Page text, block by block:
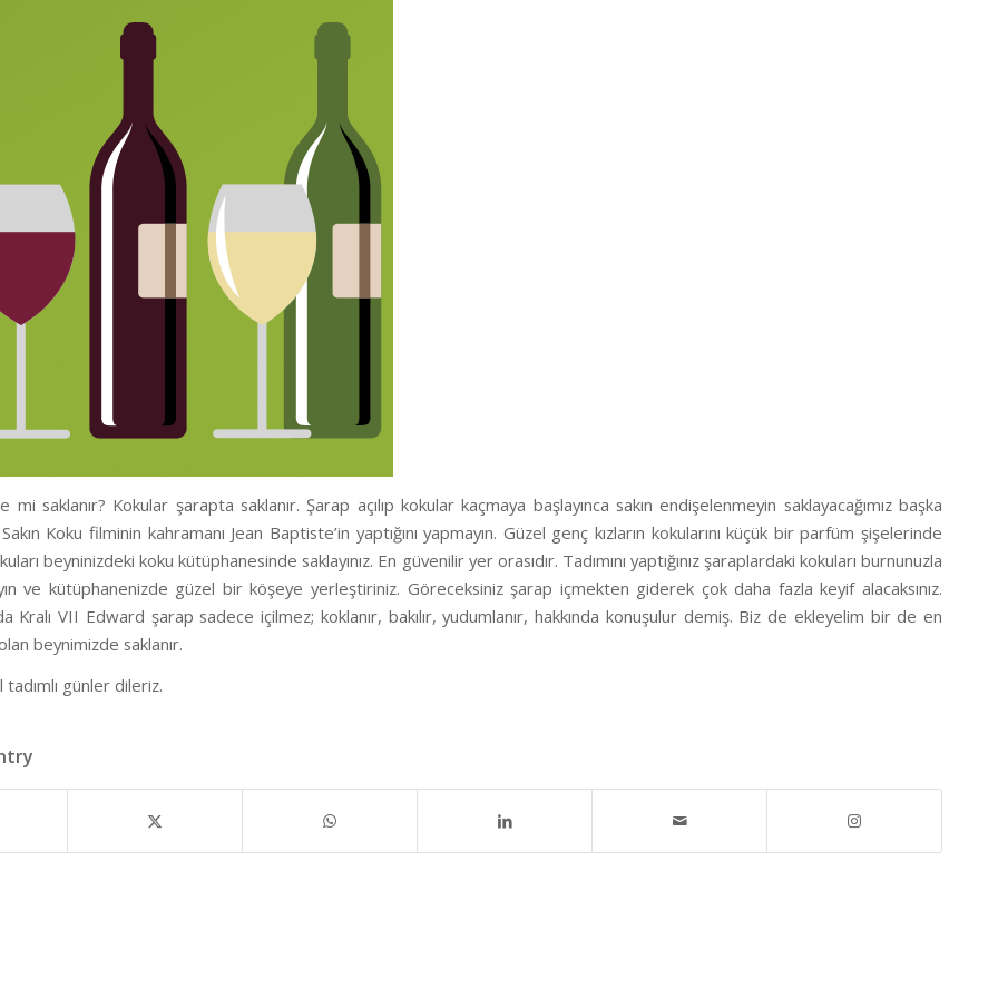
mi saklanır? Kokular şarapta saklanır. Şarap açılıp kokular kaçmaya başlayınca sakın endişelenmeyin saklayacağımız başka
Koku filminin kahramanı Jean Baptiste’in yaptığını yapmayın. Güzel genç kızların kokularını küçük bir parfüm şişelerinde
beyninizdeki koku kütüphanesinde saklayınız. En güvenilir yer orasıdır. Tadımını yaptığınız şaraplardaki kokuları burnunuzla
ve kütüphanenizde güzel bir köşeye yerleştiriniz. Göreceksiniz şarap içmekten giderek çok daha fazla keyif alacaksınız.
Kralı VII Edward şarap sadece içilmez; koklanır, bakılır, yudumlanır, hakkında konuşulur demiş. Biz de ekleyelim bir de en
beynimizde saklanır.
günler dileriz.